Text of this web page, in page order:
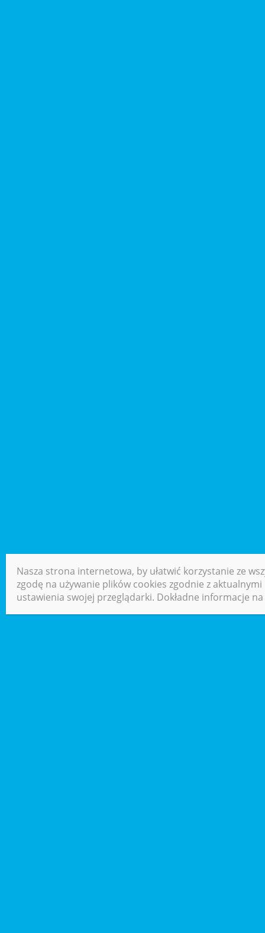
Nasza strona internetowa, by ułatwić korzystanie ze
zgodę na używanie plików cookies zgodnie z
ustawienia swojej przeglądarki. Dokładne informacje